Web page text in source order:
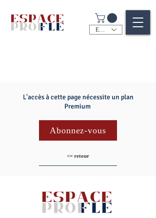
EUR (€)
L'accès à cette page nécessite un plan
Premium
Abonnez-vous
<= retour